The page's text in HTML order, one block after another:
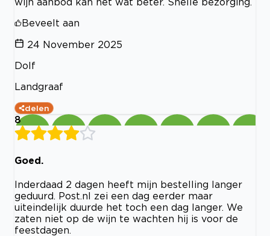
Beveelt aan
24 November 2025
Dolf
Landgraaf
delen
8
Goed.
Inderdaad 2 dagen heeft mijn bestelling langer
geduurd. Post.nl zei een dag eerder maar
uiteindelijk duurde het toch een dag langer. We
zaten niet op de wijn te wachten hij is voor de
feestdagen.